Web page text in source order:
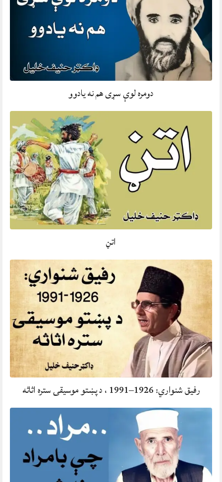
دومره لوې سړی هم نه يادوو
اتڼ
رفيق شنواري: 1926–1991 ، د پښتو موسيقۍ ستره اثاثه